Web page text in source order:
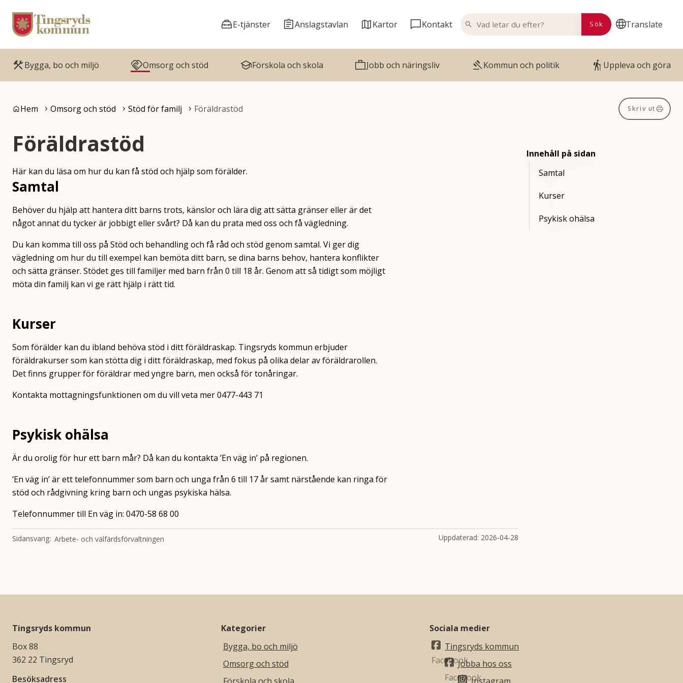
Gå till innehåll
Gå till huvudmeny
Translate
E-tjänster Anslagstavlan Kartor Kontakt
VAD LETAR DU EFTER?
Sök
Bygga, bo och miljö Omsorg och stöd Förskola och skola Jobb och näringsliv Kommun och politik Uppleva och göra
Du är här:
Hem Omsorg och stöd Stöd för familj Föräldrastöd Skriv ut
Föräldrastöd
Här kan du läsa om hur du kan få stöd och hjälp som förälder.
Samtal
Behöver du hjälp att hantera ditt barns trots, känslor och lära dig att sätta gränser eller är det
något annat du tycker är jobbigt eller svårt? Då kan du prata med oss och få vägledning.
Du kan komma till oss på Stöd och behandling och få råd och stöd genom samtal. Vi ger dig
vägledning om hur du till exempel kan bemöta ditt barn, se dina barns behov, hantera konflikter
och sätta gränser. Stödet ges till familjer med barn från 0 till 18 år. Genom att så tidigt som möjligt
möta din familj kan vi ge rätt hjälp i rätt tid.
Kurser
Som förälder kan du ibland behöva stöd i ditt föräldraskap. Tingsryds kommun erbjuder
föräldrakurser som kan stötta dig i ditt föräldraskap, med fokus på olika delar av föräldrarollen.
Det finns grupper för föräldrar med yngre barn, men också för tonåringar.
Kontakta mottagningsfunktionen om du vill veta mer 0477-443 71
Psykisk ohälsa
Är du orolig för hur ett barn mår? Då kan du kontakta ’En väg in’ på regionen.
’En väg in’ är ett telefonnummer som barn och unga från 6 till 17 år samt närstående kan ringa för
stöd och rådgivning kring barn och ungas psykiska hälsa.
Telefonnummer till En väg in: 0470-58 68 00
Arbete- och välfärdsförvaltningen
Sidansvarig Uppdaterad: 2026-04-28
Innehåll på sidan
Samtal
Kurser
Psykisk ohälsa
Tingsryds kommun
Box 88
362 22 Tingsryd
Besöksadress
Kategorier
Bygga, bo och miljö
Omsorg och stöd
Förskola och skola
Sociala medier
Tingsryds kommun
Jobba hos oss
Instagram